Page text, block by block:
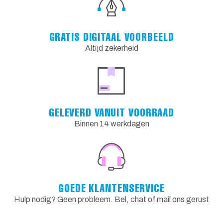
GRATIS DIGITAAL VOORBEELD
Altijd zekerheid
GELEVERD VANUIT VOORRAAD
Binnen 14 werkdagen
GOEDE KLANTENSERVICE
Hulp nodig? Geen probleem. Bel, chat of mail ons gerust